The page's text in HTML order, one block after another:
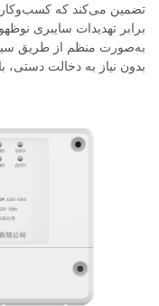
تضمین می‌کند که
برابر تهدیدات سایبری
به‌صورت منظم از طریق
بدون نیاز به دخالت